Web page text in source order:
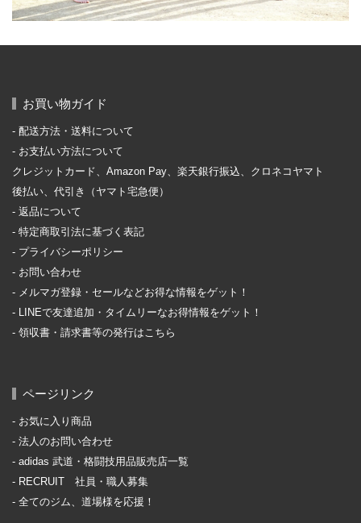
お買い物ガイド
配送方法・送料について
お支払い方法について
クレジットカード、Amazon Pay、楽天銀行振込、クロネコヤマト
後払い、代引き（ヤマト宅急便）
返品について
特定商取引法に基づく表記
プライバシーポリシー
お問い合わせ
メルマガ登録・セールなどお得な情報をゲット！
LINEで友達追加・タイムリーなお得情報をゲット！
領収書・請求書等の発行はこちら
ページリンク
お気に入り商品
法人のお問い合わせ
adidas 武道・格闘技用品販売店一覧
RECRUIT 社員・職人募集
全てのジム、道場様を応援！